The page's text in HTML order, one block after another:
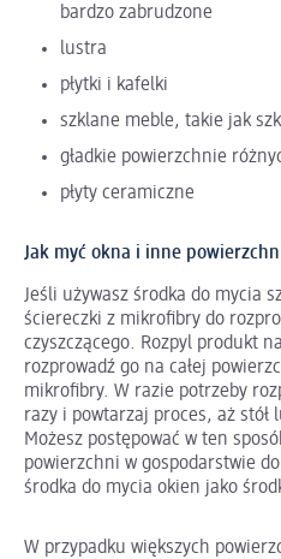
bardzo zabrudzone
lustra
płytki i kafelki
szklane meble, takie jak
gładkie powierzchnie
płyty ceramiczne
Jak myć okna i inne
Jeśli używasz środka do mycia
ściereczki z mikrofibry do
czyszczącego. Rozpyl produkt
rozprowadź go na całej
mikrofibry. W razie potrzeby
razy i powtarzaj proces, aż stół
Możesz postępować w ten
powierzchni w gospodarstwie
środka do mycia okien jako
W przypadku większych